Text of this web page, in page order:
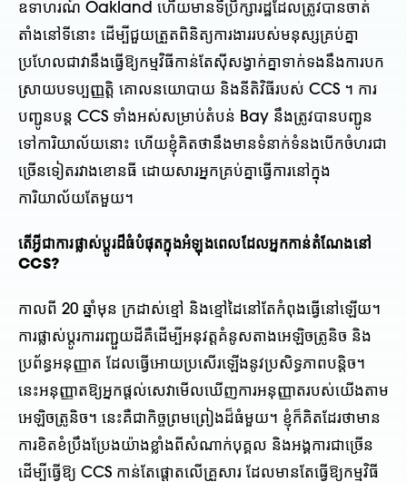
ឧទាហរណ៍ Oakland ហើយមានទីប្រឹក្សារដ្ឋដែលត្រូវបានចាត់
តាំងនៅទីនោះ ដើម្បីជួយត្រួតពិនិត្យការងាររបស់មនុស្សគ្រប់គ្នា
ប្រហែលជាវានឹងធ្វើឱ្យកម្មវិធីកាន់តែស៊ីសង្វាក់គ្នាទាក់ទងនឹងការបក
ស្រាយបទប្បញ្ញត្តិ គោលនយោបាយ និងនីតិវិធីរបស់ CCS ។ ការ
បញ្ជូនបន្ត CCS ទាំងអស់សម្រាប់តំបន់ Bay នឹងត្រូវបានបញ្ជូន
ទៅការិយាល័យនោះ ហើយខ្ញុំគិតថានឹងមានទំនាក់ទំនងបើកចំហរជា
ច្រើនទៀតរវាងខោនធី ដោយសារអ្នកគ្រប់គ្នាធ្វើការនៅក្នុង
ការិយាល័យតែមួយ។
តើអ្វីជាការផ្លាស់ប្តូរដ៏ធំបំផុតក្នុងអំឡុងពេលដែលអ្នកកាន់តំណែងនៅ
CCS?
កាលពី 20 ឆ្នាំមុន ក្រដាស់ខ្មៅ និងខ្មៅដៃនៅតែកំពុងធ្វើនៅឡើយ។
ការផ្លាស់ប្តូរការរញ្ជួយដីគឺដើម្បីអនុវត្តគំនូសតាងអេឡិចត្រូនិច និង
ប្រព័ន្ធអនុញ្ញាត ដែលធ្វើអោយប្រសើរឡើងនូវប្រសិទ្ធភាពបន្តិច។
នេះអនុញ្ញាតឱ្យអ្នកផ្តល់សេវាមើលឃើញការអនុញ្ញាតរបស់យើងតាម
អេឡិចត្រូនិច។ នេះគឺជាកិច្ចព្រមព្រៀងដ៏ធំមួយ។ ខ្ញុំក៏គិតដែរថាមាន
ការខិតខំប្រឹងប្រែងយ៉ាងខ្លាំងពីសំណាក់បុគ្គល និងអង្គការជាច្រើន
ដើម្បីធ្វើឱ្យ CCS កាន់តែផ្តោតលើគ្រួសារ ដែលមានតែធ្វើឱ្យកម្មវិធី